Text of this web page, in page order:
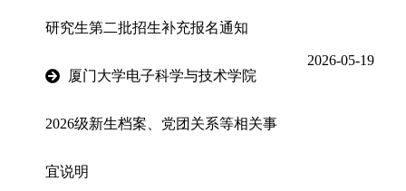
研究生第二批招生补充报名通知
厦门大学电子科学与技术学院
2026级新生档案、党团关系等相关事
宜说明
2026-05-19